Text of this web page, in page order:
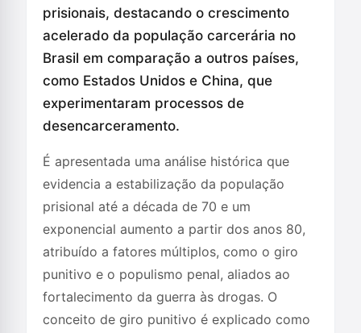
prisionais, destacando o crescimento
acelerado da população carcerária no
Brasil em comparação a outros países,
como Estados Unidos e China, que
experimentaram processos de
desencarceramento.
É apresentada uma análise histórica que
evidencia a estabilização da população
prisional até a década de 70 e um
exponencial aumento a partir dos anos 80,
atribuído a fatores múltiplos, como o giro
punitivo e o populismo penal, aliados ao
fortalecimento da guerra às drogas. O
conceito de giro punitivo é explicado como